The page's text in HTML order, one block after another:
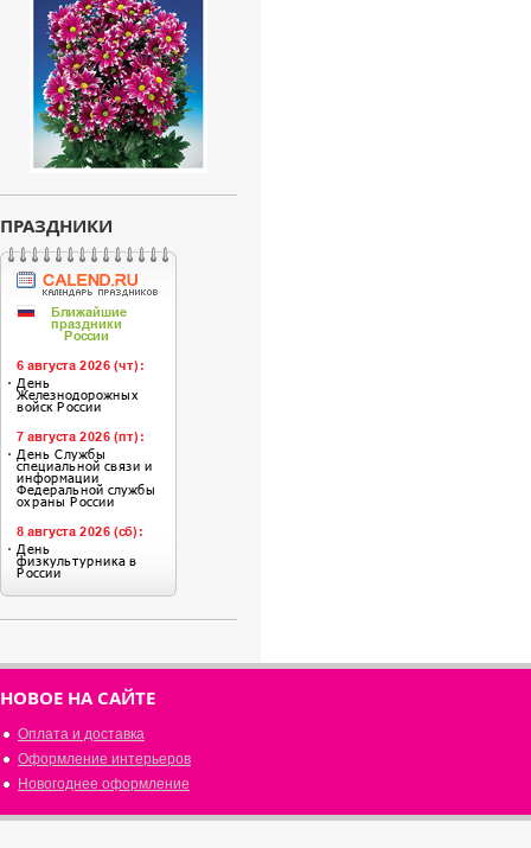
ПРАЗДНИКИ
НОВОЕ НА САЙТЕ
Оплата и доставка
Оформление интерьеров
Новогоднее оформление